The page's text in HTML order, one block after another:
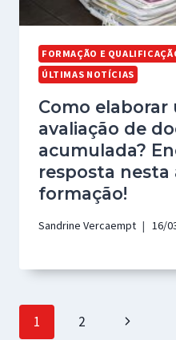
FORMAÇÃO E
ÚLTIMAS NOTÍCIAS
Como
avaliação de
acumulada?
resposta nesta
formação!
Sandrine Vercaempt 16/
Page
1 2
Next